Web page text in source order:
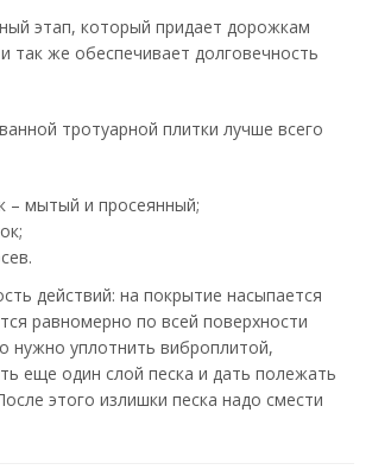
этап, который придает дорожкам
так же обеспечивает долговечность
тротуарной плитки лучше всего
– мытый и просеянный;
действий: на покрытие насыпается
равномерно по всей поверхности
нужно уплотнить виброплитой,
еще один слой песка и дать полежать
этого излишки песка надо смести